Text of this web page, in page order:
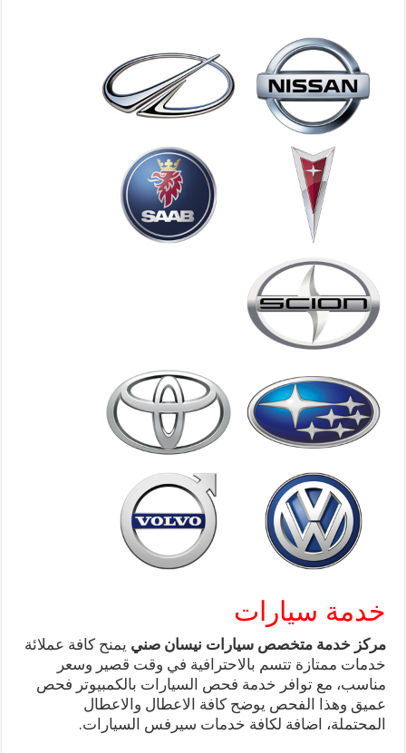
خدمة سيارات
مركز خدمة متخصص سيارات نيسان صني يمنح كافة عملائة
خدمات ممتازة تتسم بالاحترافية في وقت قصير وسعر
مناسب، مع توافر خدمة فحص السيارات بالكمبيوتر فحص
عميق وهذا الفحص يوضح كافة الاعطال والاعطال
المحتملة، اضافة لكافة خدمات سيرفس السيارات.